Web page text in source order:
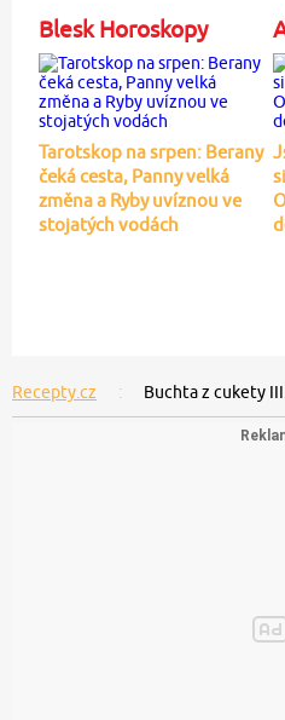
Blesk Horoskopy
Tarotskop na srpen: Berany
čeká cesta, Panny velká
změna a Ryby uvíznou ve
stojatých vodách
Recepty.cz Buchta z cukety III.